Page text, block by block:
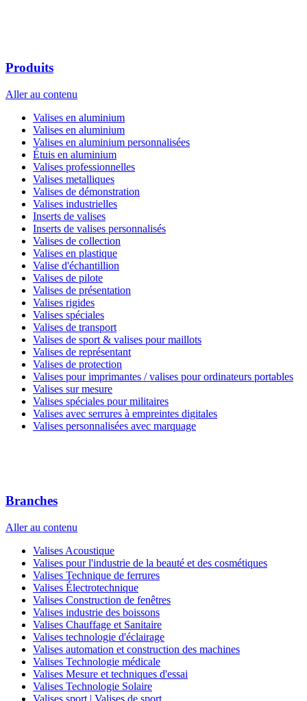
Produits
Aller au contenu
Valises en aluminium
Valises en aluminium
Valises en aluminium personnalisées
Étuis en aluminium
Valises professionnelles
Valises metalliques
Valises de démonstration
Valises industrielles
Inserts de valises
Inserts de valises personnalisés
Valises de collection
Valises en plastique
Valise d'échantillion
Valises de pilote
Valises de présentation
Valises rigides
Valises spéciales
Valises de transport
Valises de sport & valises pour maillots
Valises de représentant
Valises de protection
Valises pour imprimantes / valises pour ordinateurs portables
Valises sur mesure
Valises spéciales pour militaires
Valises avec serrures à empreintes digitales
Valises personnalisées avec marquage
Branches
Aller au contenu
Valises Acoustique
Valises pour l'industrie de la beauté et des cosmétiques
Valises Technique de ferrures
Valises Électrotechnique
Valises Construction de fenêtres
Valises industrie des boissons
Valises Chauffage et Sanitaire
Valises technologie d'éclairage
Valises automation et construction des machines
Valises Technologie médicale
Valises Mesure et techniques d'essai
Valises Technologie Solaire
Valises sport | Valises de sport